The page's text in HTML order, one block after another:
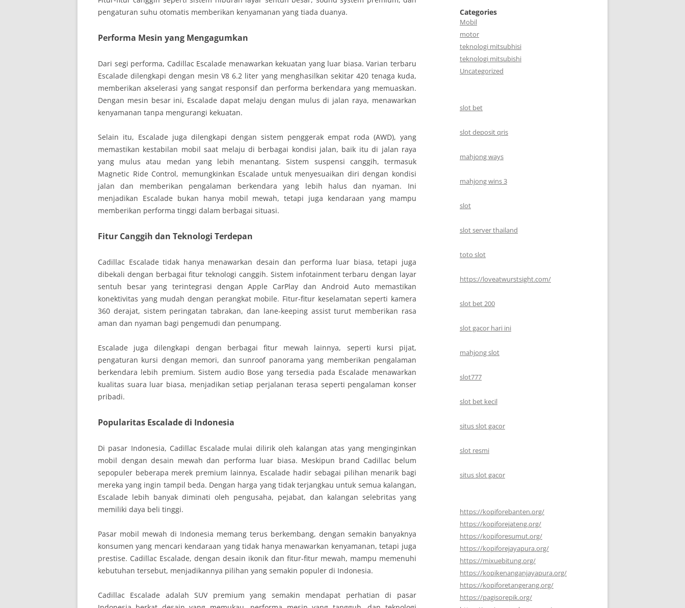
pengaturan suhu otomatis memberikan kenyamanan yang tiada duanya.
Performa Mesin yang Mengagumkan
Dari segi performa, Cadillac Escalade menawarkan kekuatan yang luar biasa. Varian terbaru
Escalade dilengkapi dengan mesin V8 6.2 liter yang menghasilkan sekitar 420 tenaga kuda,
memberikan akselerasi yang sangat responsif dan performa berkendara yang memuaskan.
Dengan mesin besar ini, Escalade dapat melaju dengan mulus di jalan raya, menawarkan
kenyamanan tanpa mengurangi kekuatan.
Selain itu, Escalade juga dilengkapi dengan sistem penggerak empat roda (AWD), yang
memastikan kestabilan mobil saat melaju di berbagai kondisi jalan, baik itu di jalan raya
yang mulus atau medan yang lebih menantang. Sistem suspensi canggih, termasuk
Magnetic Ride Control, memungkinkan Escalade untuk menyesuaikan diri dengan kondisi
jalan dan memberikan pengalaman berkendara yang lebih halus dan nyaman. Ini
menjadikan Escalade bukan hanya mobil mewah, tetapi juga kendaraan yang mampu
memberikan performa tinggi dalam berbagai situasi.
Fitur Canggih dan Teknologi Terdepan
Cadillac Escalade tidak hanya menawarkan desain dan performa luar biasa, tetapi juga
dibekali dengan berbagai fitur teknologi canggih. Sistem infotainment terbaru dengan layar
sentuh besar yang terintegrasi dengan Apple CarPlay dan Android Auto memastikan
konektivitas yang mudah dengan perangkat mobile. Fitur-fitur keselamatan seperti kamera
360 derajat, sistem peringatan tabrakan, dan lane-keeping assist turut memberikan rasa
aman dan nyaman bagi pengemudi dan penumpang.
Escalade juga dilengkapi dengan berbagai fitur mewah lainnya, seperti kursi pijat,
pengaturan kursi dengan memori, dan sunroof panorama yang memberikan pengalaman
berkendara lebih premium. Sistem audio Bose yang tersedia pada Escalade menawarkan
kualitas suara luar biasa, menjadikan setiap perjalanan terasa seperti pengalaman konser
pribadi.
Popularitas Escalade di Indonesia
Di pasar Indonesia, Cadillac Escalade mulai dilirik oleh kalangan atas yang menginginkan
mobil dengan desain mewah dan performa luar biasa. Meskipun brand Cadillac belum
sepopuler beberapa merek premium lainnya, Escalade hadir sebagai pilihan menarik bagi
mereka yang ingin tampil beda. Dengan harga yang tidak terjangkau untuk semua kalangan,
Escalade lebih banyak diminati oleh pengusaha, pejabat, dan kalangan selebritas yang
memiliki daya beli tinggi.
Pasar mobil mewah di Indonesia memang terus berkembang, dengan semakin banyaknya
konsumen yang mencari kendaraan yang tidak hanya menawarkan kenyamanan, tetapi juga
prestise. Cadillac Escalade, dengan desain ikonik dan fitur-fitur mewah, mampu memenuhi
kebutuhan tersebut, menjadikannya pilihan yang semakin populer di Indonesia.
Cadillac Escalade adalah SUV premium yang semakin mendapat perhatian di pasar
Categories
Mobil
motor
teknologi mitsubhisi
teknologi mitsubishi
Uncategorized
slot bet
slot deposit qris
mahjong ways
mahjong wins 3
slot
slot server thailand
toto slot
https://loveatwurstsight.com/
slot bet 200
slot gacor hari ini
mahjong slot
slot777
slot bet kecil
situs slot gacor
slot resmi
situs slot gacor
https://kopiforebanten.org/
https://kopiforejateng.org/
https://kopiforesumut.org/
https://kopiforejayapura.org/
https://mixuebitung.org/
https://kopikenanganjayapura.org/
https://kopiforetangerang.org/
https://pagisorepik.org/